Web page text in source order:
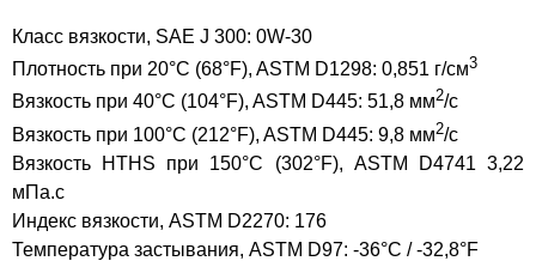
Класс вязкости, SAE J 300: 0W-30
Плотность при 20°C (68°F), ASTM D1298: 0,851 г/см3
Вязкость при 40°C (104°F), ASTM D445: 51,8 мм2/с
Вязкость при 100°C (212°F), ASTM D445: 9,8 мм2/с
Вязкость HTHS при 150°С (302°F), ASTM D4741 3,22
мПа.с
Индекс вязкости, ASTM D2270: 176
Температура застывания, ASTM D97: -36°C / -32,8°F